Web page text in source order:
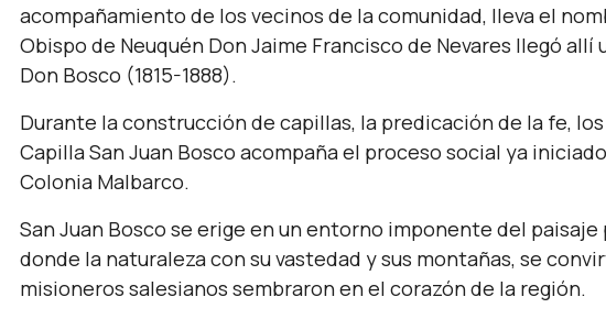
acompañamiento de los vecinos de la comunidad, lleva el
Obispo de Neuquén Don Jaime Francisco de Nevares llegó allí
Don Bosco (1815-1888).
Durante la construcción de capillas, la predicación de la fe,
Capilla San Juan Bosco acompaña el proceso social ya
Colonia Malbarco.
San Juan Bosco se erige en un entorno imponente del
donde la naturaleza con su vastedad y sus montañas, se
misioneros salesianos sembraron en el corazón de la región.